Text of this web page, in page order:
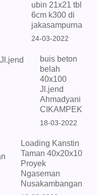
ubin 21x21 tbl
6cm k300 di
jakasampurna
24-03-2022
buis beton
belah
40x100
Jl.jend
Ahmadyani
CIKAMPEK
18-03-2022
Loading Kanstin
Taman 40x20x10
Proyek
Ngaseman
Nusakambangan